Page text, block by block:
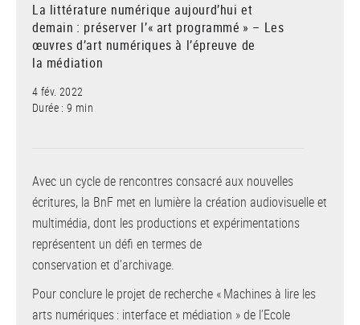
La littérature numérique aujourd’hui et
demain : préserver l’« art programmé » – Les
œuvres d’art numériques à l’épreuve de
la médiation
4 fév. 2022
Durée : 9 min
Avec un cycle de rencontres consacré aux nouvelles
écritures, la BnF met en lumière la création audiovisuelle et
multimédia, dont les productions et expérimentations
représentent un défi en termes de
conservation et d’archivage.
Pour conclure le projet de recherche « Machines à lire les
arts numériques : interface et médiation » de l’Ecole